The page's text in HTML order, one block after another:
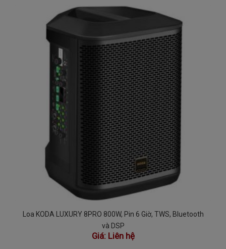
Loa KODA LUXURY 8PRO 800W, Pin 6 Giờ, TWS, Bluetooth
và DSP
Giá: Liên hệ